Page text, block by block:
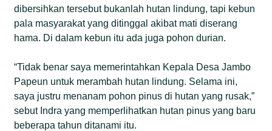
dibersihkan tersebut bukanlah hutan lindung, tapi kebun
pala masyarakat yang ditinggal akibat mati diserang
hama. Di dalam kebun itu ada juga pohon durian.
“Tidak benar saya memerintahkan Kepala Desa Jambo
Papeun untuk merambah hutan lindung. Selama ini,
saya justru menanam pohon pinus di hutan yang rusak,”
sebut Indra yang memperlihatkan hutan pinus yang baru
beberapa tahun ditanami itu.